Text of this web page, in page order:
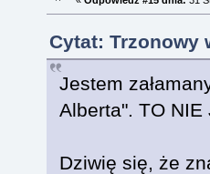
Cytat: Trzonowy
Jestem
Alberta". TO NIE
Dziwię się, że